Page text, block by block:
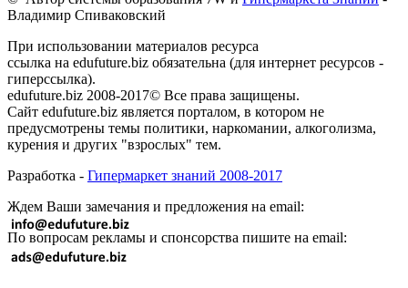
Владимир Спиваковский
При использовании материалов ресурса
ссылка на edufuture.biz обязательна (для интернет ресурсов -
гиперссылка).
edufuture.biz 2008-2017© Все права защищены.
Сайт edufuture.biz является порталом, в котором не
предусмотрены темы политики, наркомании, алкоголизма,
курения и других "взрослых" тем.
Разработка - Гипермаркет знаний 2008-2017
Ждем Ваши замечания и предложения на email:
По вопросам рекламы и спонсорства пишите на email: